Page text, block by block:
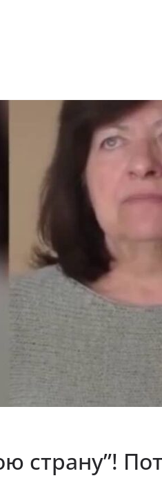
страну”!